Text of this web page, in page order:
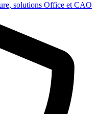
solutions Office et CAO